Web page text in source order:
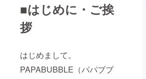
■はじめに・ご挨
拶
はじめまして。
PAPABUBBLE（パパブブ